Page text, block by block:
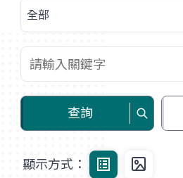
查詢
顯示方式：